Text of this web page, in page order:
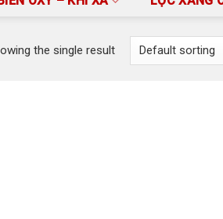
the single result